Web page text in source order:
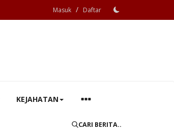
Masuk / Daftar
KEJAHATAN
CARI BERITA..